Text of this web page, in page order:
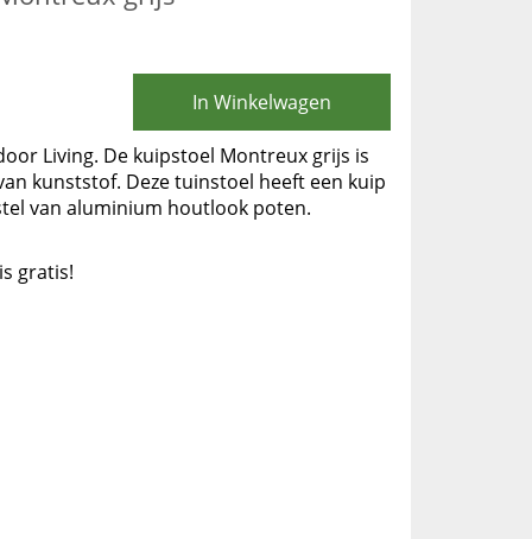
In Winkelwagen
Living. De kuipstoel Montreux grijs is
kunststof. Deze tuinstoel heeft een kuip
van aluminium houtlook poten.
gratis!